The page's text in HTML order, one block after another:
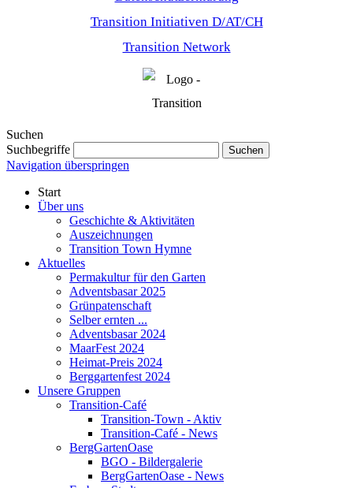
Transition Initiativen D/AT/CH
Transition Network
Suchen
Suchbegriffe
Suchen
Navigation überspringen
Start
Über uns
Geschichte & Aktivitäten
Auszeichnungen
Transition Town Hymne
Aktuelles
Permakultur für den Garten
Adventsbasar 2025
Grünpatenschaft
Selber ernten ...
Adventsbasar 2024
MaarFest 2024
Heimat-Preis 2024
Berggartenfest 2024
Unsere Gruppen
Transition-Café
Transition-Town - Aktiv
Transition-Café - News
BergGartenOase
BGO - Bildergalerie
BergGartenOase - News